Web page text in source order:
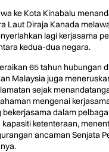
ke Kota Kinabalu
Laut Diraja Kanada
lagi kerjasama
kedua-dua negara.
65 tahun hubungan
Malaysia juga
sejak
mengenai
bekerjasama dalam
ketenteraan,
ancaman Senjata